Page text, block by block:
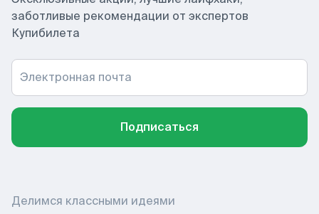
заботливые рекомендации от экспертов
Купибилета
Электронная почта
Подписаться
Делимся классными идеями